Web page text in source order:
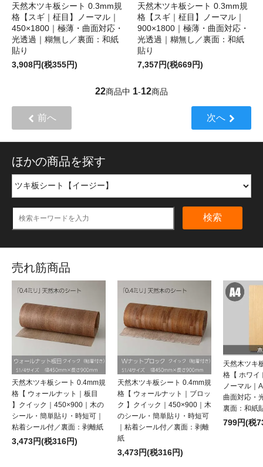
天然木ツキ板シート 0.3mm規
格【スギ｜柾目】ノーマル｜
450×1800｜極薄・曲面対応・
光透過｜糊無し／裏面：和紙
貼り
3,908円(税355円)
天然木ツキ板シート 0.3mm規
格【スギ｜柾目】ノーマル｜
900×1800｜極薄・曲面対応・
光透過｜糊無し／裏面：和紙
貼り
7,357円(税669円)
22商品中 1-12商品
前へ 次へ
ほかの商品を探す
検索
売れ筋商品
天然木ツキ板シート 0.4mm規
格【 ウォールナット｜板目
】クイック｜450×900｜木の
シール・簡単貼り・時短可｜
粘着シール付／裏面：剥離紙
3,473円(税316円)
天然木ツキ板シート 0.4mm規
格【 ウォールナット｜ブロッ
ク 】クイック｜450×900｜木
のシール・簡単貼り・時短可
｜粘着シール付／裏面：剥離
紙
3,473円(税316円)
天然木ツキ
格【 ホワイ
ノーマル｜
曲面対応・
裏面：和紙
799円(税